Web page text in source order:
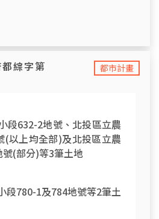
都市計畫
綜字第
段632-2地號、北投區立農
(以上均全部)及北投區立農
(部分)等3筆土地
段780-1及784地號等2筆土